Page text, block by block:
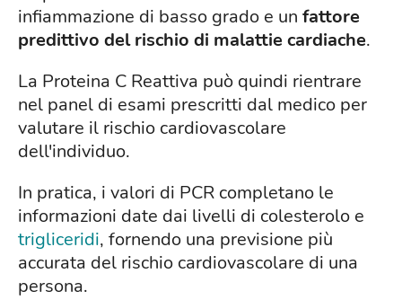
infiammazione di basso grado e un fattore
predittivo del rischio di malattie cardiache.
La Proteina C Reattiva può quindi rientrare
nel panel di esami prescritti dal medico per
valutare il rischio cardiovascolare
dell'individuo.
In pratica, i valori di PCR completano le
informazioni date dai livelli di colesterolo e
trigliceridi, fornendo una previsione più
accurata del rischio cardiovascolare di una
persona.